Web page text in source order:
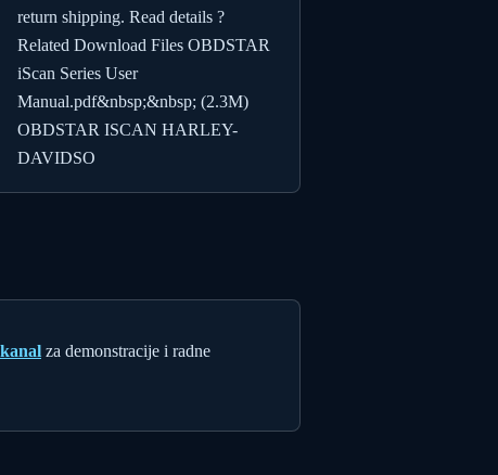
return shipping. Read details ?
Related Download Files OBDSTAR
iScan Series User
Manual.pdf&nbsp;&nbsp; (2.3M)
OBDSTAR ISCAN HARLEY-
DAVIDSO
za demonstracije i radne